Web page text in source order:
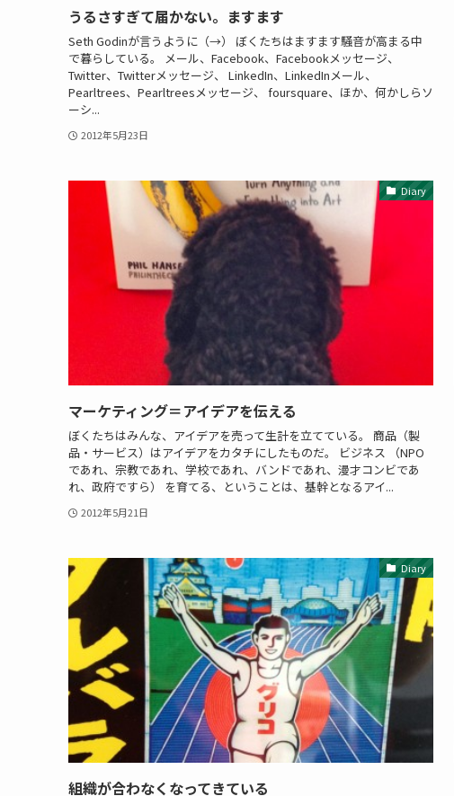
うるさすぎて届かない。ますます
Seth Godinが言うように（→） ぼくたちはますます騒音が高まる中
で暮らしている。 メール、Facebook、Facebookメッセージ、
Twitter、Twitterメッセージ、 LinkedIn、LinkedInメール、
Pearltrees、Pearltreesメッセージ、 foursquare、ほか、何かしらソ
ーシ...
2012年5月23日
Diary
マーケティング＝アイデアを伝える
ぼくたちはみんな、アイデアを売って生計を立てている。 商品（製
品・サービス）はアイデアをカタチにしたものだ。 ビジネス （NPO
であれ、宗教であれ、学校であれ、バンドであれ、漫才コンビであ
れ、政府ですら） を育てる、ということは、基幹となるアイ...
2012年5月21日
Diary
組織が合わなくなってきている